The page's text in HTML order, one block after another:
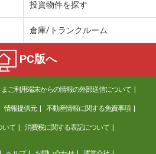
4.80万円
和歌山県和歌山市津秦
23.18m²
1K
野
投資物件を探す
倉庫/トランクルーム
PC版へ
まご利用端末からの情報の外部送信について
情報提供元 不動産情報に関する免責事項
いて 消費税に関する表記について